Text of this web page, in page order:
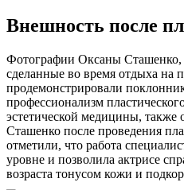
Внешность после
Фотографии Оксаны Сташенко,
сделанные во время отдыха на
продемонстрировали
профессионализм
эстетической медицины,
Сташенко после проведения
отметили, что работа
уровне и позволила актрисе
возраста тонусом кожи и